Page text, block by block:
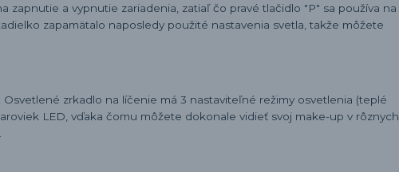
zapnutie a vypnutie zariadenia, zatiaľ čo pravé tlačidlo "P" sa používa na
zapamätalo naposledy použité nastavenia svetla, takže môžete
Osvetlené zrkadlo na líčenie má 3 nastaviteľné režimy osvetlenia (teplé
LED, vďaka čomu môžete dokonale vidieť svoj make-up v rôznych